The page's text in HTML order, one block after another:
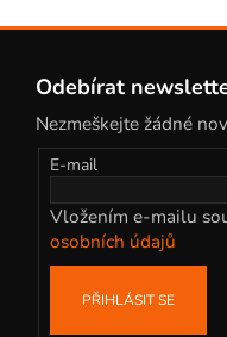
Odebírat
Nezmeškejte žádné
E-mail
Vložením e-mailu
osobních údajů
PŘIHLÁSIT SE